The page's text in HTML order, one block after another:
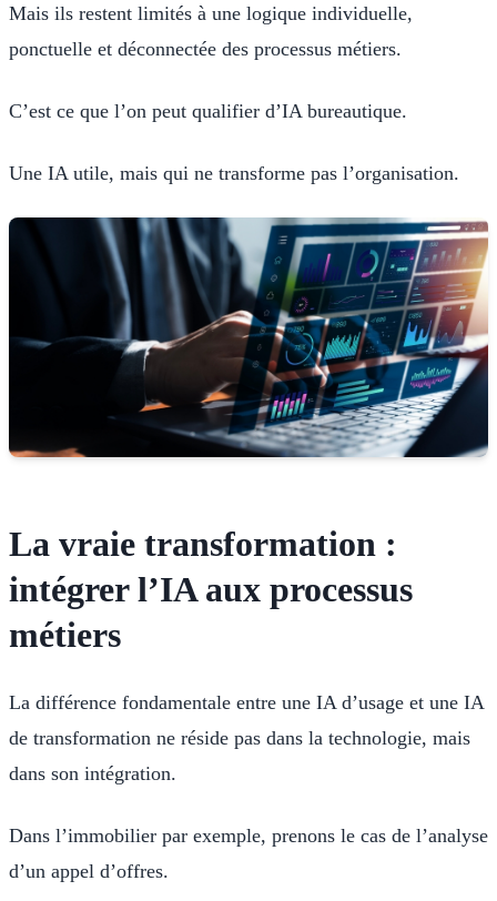
Mais ils restent limités à une logique individuelle,
ponctuelle et déconnectée des processus métiers.
C’est ce que l’on peut qualifier d’IA bureautique.
Une IA utile, mais qui ne transforme pas l’organisation.
La vraie transformation :
intégrer l’IA aux processus
métiers
La différence fondamentale entre une IA d’usage et une IA
de transformation ne réside pas dans la technologie, mais
dans son intégration.
Dans l’immobilier par exemple, prenons le cas de l’analyse
d’un appel d’offres.